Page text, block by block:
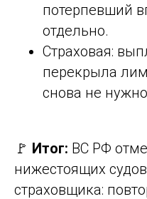
потерпевший
отдельно.
Страховая:
перекрыла
снова не
🚩 Итог: ВС РФ
нижестоящих
страховщика: